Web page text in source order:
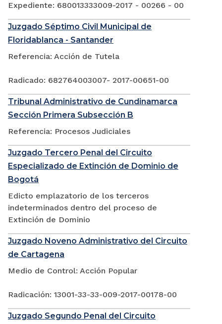
Expediente: 680013333009-2017 - 00266 - 00
Juzgado Séptimo Civil Municipal de
Floridablanca - Santander
Referencia: Acción de Tutela
Radicado: 682764003007- 2017-00651-00
Tribunal Administrativo de Cundinamarca
Sección Primera Subsección B
Referencia: Procesos Judiciales
Juzgado Tercero Penal del Circuito
Especializado de Extinción de Dominio de
Bogotá
Edicto emplazatorio de los terceros
indeterminados dentro del proceso de
Extinción de Dominio
Juzgado Noveno Administrativo del Circuito
de Cartagena
Medio de Control: Acción Popular
Radicación: 13001-33-33-009-2017-00178-00
Juzgado Segundo Penal del Circuito